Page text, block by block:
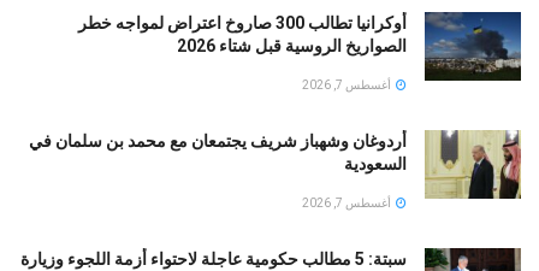
أوكرانيا تطالب 300 صاروخ اعتراض لمواجه خطر
الصواريخ الروسية قبل شتاء 2026
أغسطس 7, 2026
أردوغان وشهباز شريف يجتمعان مع محمد بن سلمان في
السعودية
أغسطس 7, 2026
سبتة: 5 مطالب حكومية عاجلة لاحتواء أزمة اللجوء وزيارة